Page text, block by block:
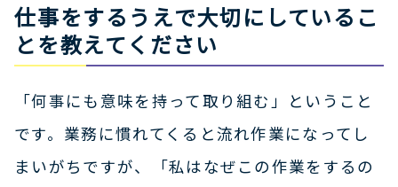
仕事をするうえで大切にしているこ
とを教えてください
「何事にも意味を持って取り組む」ということ
です。業務に慣れてくると流れ作業になってし
まいがちですが、「私はなぜこの作業をするの